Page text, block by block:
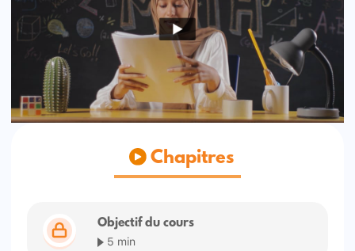
Chapitres
Objectif du cours
5 min